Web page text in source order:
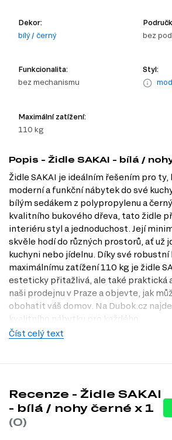
Dekor:
bílý / černý
bez
Funkcionalita:
bez mechanismu
Styl:
Maximální zatížení:
110 kg
Popis - Židle SAKAI - bílá /
Židle SAKAI je ideálním řešením pro
moderní a funkční nábytek do své
bílým sedákem z polypropylenu a
kvalitního bukového dřeva, tato židle
interiéru styl a jednoduchost. Její
skvěle hodí do různých prostorů, ať už
kuchyni nebo jídelnu. Díky své robustní
maximálnímu zatížení 110 kg je židle
esteticky přitažlivá, ale také praktická
naši prodejnu v Praze a objevte, jak
obohatit váš domov. Na Dubok.cz
kvalitního nábytku pro každého.
Dostupné modifikace
černý
bílý / přírodní
bílý / černý
Číst celý text
Recenze - Židle SAKAI
- bílá / nohy černé x 1
(0)